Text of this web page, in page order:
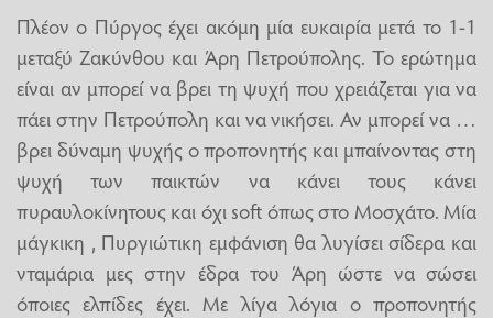
Πλέον ο Πύργος έχει ακόμη μία ευκαιρία μετά το 1-1
μεταξύ Ζακύνθου και Άρη Πετρούπολης. Το ερώτημα
είναι αν μπορεί να βρει τη ψυχή που χρειάζεται για να
πάει στην Πετρούπολη και να νικήσει. Αν μπορεί να …
βρει δύναμη ψυχής ο προπονητής και μπαίνοντας στη
ψυχή των παικτών να κάνει τους κάνει
πυραυλοκίνητους και όχι soft όπως στο Μοσχάτο. Μία
μάγκικη , Πυργιώτικη εμφάνιση θα λυγίσει σίδερα και
νταμάρια μες στην έδρα του Άρη ώστε να σώσει
όποιες ελπίδες έχει. Με λίγα λόγια ο προπονητής